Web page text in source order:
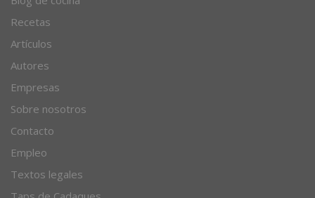
Recetas
Artículos
Autores
Empresas
Sobre nosotros
Contacto
Empleo
Textos legales